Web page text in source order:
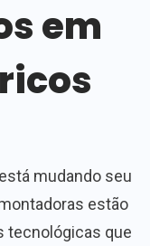
em
mudando seu
estão
tecnológicas que